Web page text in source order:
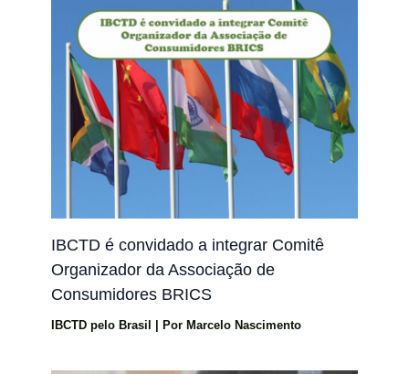
IBCTD é convidado a integrar Comitê
Organizador da Associação de
Consumidores BRICS
IBCTD pelo Brasil | PorMarcelo Nascimento